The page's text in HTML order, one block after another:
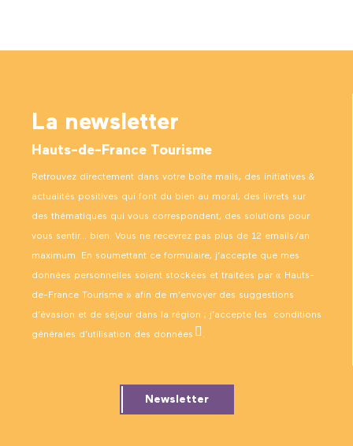
La newsletter
Hauts-de-France Tourisme
Retrouvez directement dans votre boîte mails, des initiatives &
actualités positives qui font du bien au moral, des livrets sur
des thématiques qui vous correspondent, des solutions pour
vous sentir… bien. Vous ne recevrez pas plus de 12 emails/an
maximum. En soumettant ce formulaire, j’accepte que mes
données personnelles soient stockées et traitées par « Hauts-
de-France Tourisme » afin de m’envoyer des suggestions
d’évasion et de séjour dans la région ; j’accepte les conditions
générales d’utilisation des données .
Newsletter